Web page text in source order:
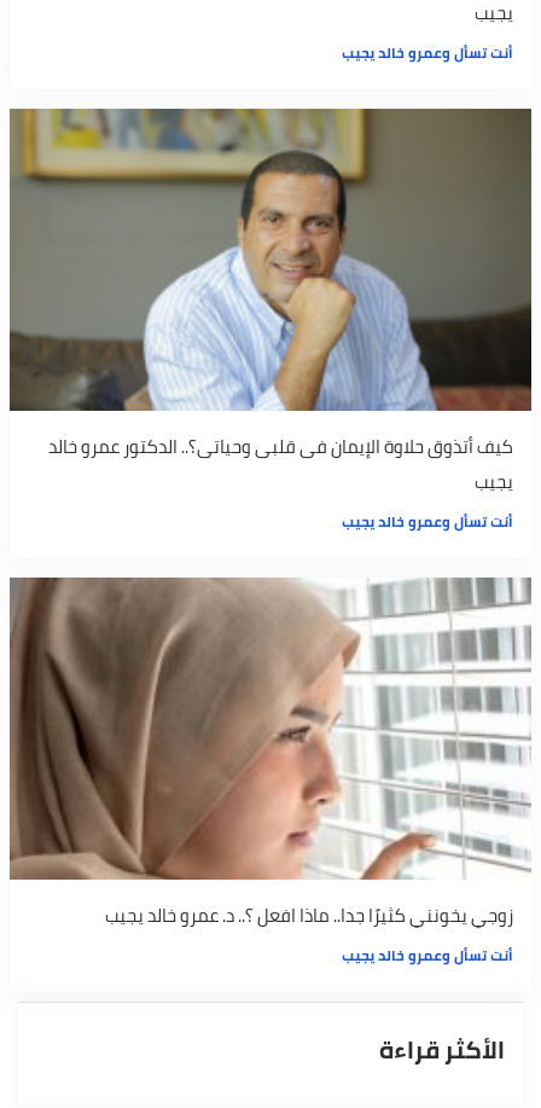
يجيب
أنت تسأل وعمرو خالد يجيب
كيف أتذوق حلاوة الإيمان فى قلبى وحياتى؟.. الدكتور عمرو خالد
يجيب
أنت تسأل وعمرو خالد يجيب
زوجي يخونني كثيرًا جدا.. ماذا افعل ؟.. د. عمرو خالد يجيب
أنت تسأل وعمرو خالد يجيب
الأكثر قراءة